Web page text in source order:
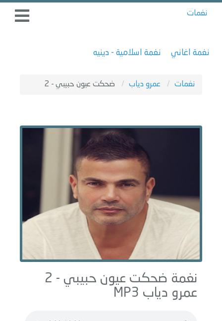
نغمات
نغمة اغاني نغمة اسلامية - دينيه
نغمات عمرو دياب ضحكت عيون حبيبي - 2
نغمة ضحكت عيون حبيبي - 2
عمرو دياب MP3